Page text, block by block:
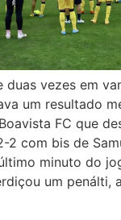
duas vezes em
um resultado
FC que
2 com bis de
minuto do
um penálti,